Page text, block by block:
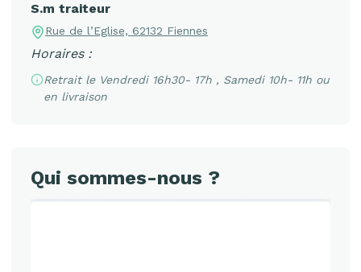
S.m traiteur
Rue de l’Eglise, 62132 Fiennes
Horaires :
Retrait le Vendredi 16h30- 17h , Samedi 10h- 11h ou
en livraison
Qui sommes-nous ?